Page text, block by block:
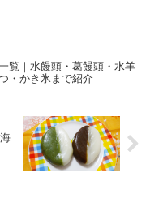
覧｜水饅頭・葛饅頭・水羊
・かき氷まで紹介